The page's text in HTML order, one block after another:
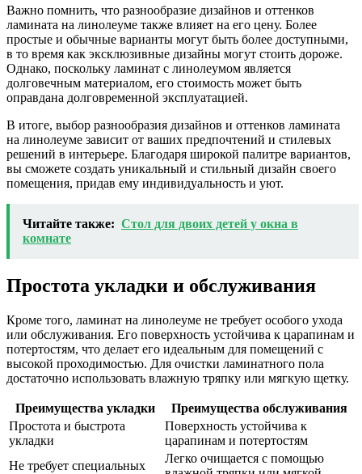
Важно помнить, что разнообразие дизайнов и оттенков
ламината на линолеуме также влияет на его цену. Более
простые и обычные варианты могут быть более доступными,
в то время как эксклюзивные дизайны могут стоить дороже.
Однако, поскольку ламинат с линолеумом является
долговечным материалом, его стоимость может быть
оправдана долговременной эксплуатацией.
В итоге, выбор разнообразия дизайнов и оттенков ламината
на линолеуме зависит от ваших предпочтений и стилевых
решений в интерьере. Благодаря широкой палитре вариантов,
вы сможете создать уникальный и стильный дизайн своего
помещения, придав ему индивидуальность и уют.
Читайте также: Стол для двоих детей у окна в
комнате
Простота укладки и обслуживания
Кроме того, ламинат на линолеуме не требует особого ухода
или обслуживания. Его поверхность устойчива к царапинам и
потертостям, что делает его идеальным для помещений с
высокой проходимостью. Для очистки ламинатного пола
достаточно использовать влажную тряпку или мягкую щетку.
Преимущества укладки
Преимущества обслуживания
Простота и быстрота
укладки
Поверхность устойчива к
царапинам и потертостям
Не требует специальных
Легко очищается с помощью